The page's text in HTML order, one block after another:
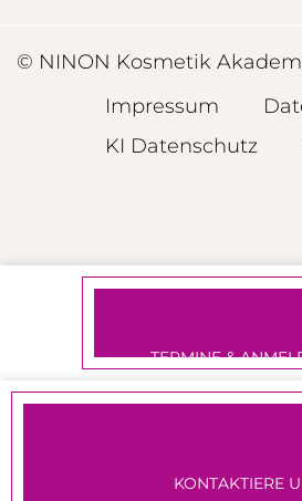
© NINON Kosmetik
Impressum
KI Datenschutz
TERMINE &
KONTAKTIERE